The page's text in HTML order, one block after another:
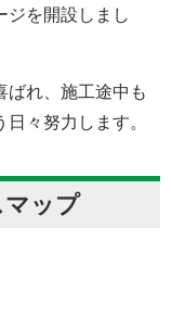
ジを開設しまし
ばれ、施工途中も
々努力します。
マップ